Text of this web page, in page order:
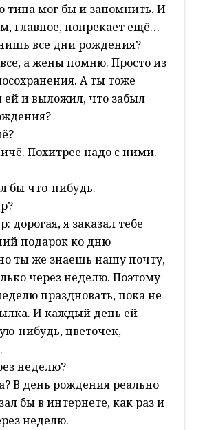
типа мог бы и запомнить. И
главное, попрекает ещё…
все дни рождения?
а жены помню. Просто из
А ты тоже
ей и выложил, что забыл
Похитрее надо с ними.
бы что-нибудь.
я заказал тебе
подарок ко дню
ты же знаешь нашу почту,
через неделю. Поэтому
праздновать, пока не
И каждый день ей
нибудь, цветочек,
неделю?
В день рождения реально
бы в интернете, как раз и
неделю.